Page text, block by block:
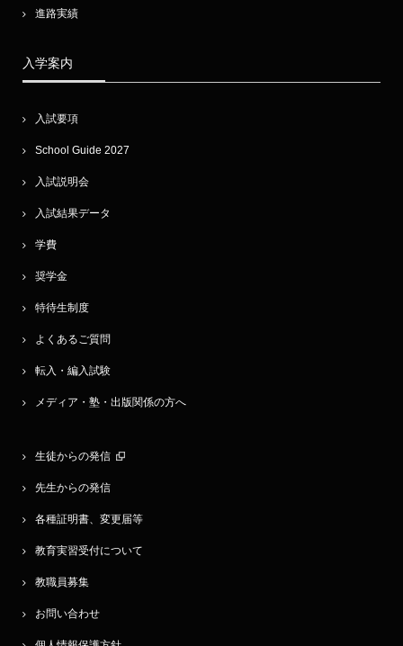
進路実績
入学案内
入試要項
School Guide 2027
入試説明会
入試結果データ
学費
奨学金
特待生制度
よくあるご質問
転入・編入試験
メディア・塾・出版関係の方へ
生徒からの発信
先生からの発信
各種証明書、変更届等
教育実習受付について
教職員募集
お問い合わせ